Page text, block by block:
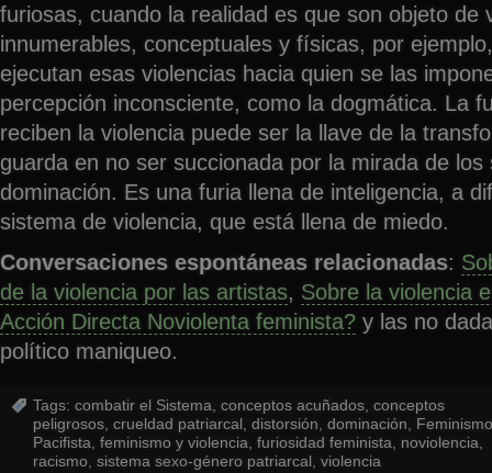
furiosas, cuando la realidad es que son objeto de
innumerables, conceptuales y físicas, por
ejecutan esas violencias hacia quien se las
percepción inconsciente, como la dogmática. La
reciben la violencia puede ser la llave de la
guarda en no ser succionada por la mirada de los
dominación. Es una furia llena de inteligencia, a
sistema de violencia, que está llena de miedo.
Conversaciones espontáneas relacionadas:
de la violencia por las artistas, Sobre la violencia
Acción Directa Noviolenta feminista? y las no
político maniqueo.
Tags: combatir el Sistema, conceptos acuñados, conceptos
peligrosos, crueldad patriarcal, distorsión, dominación, Feminismo
Pacifista, feminismo y violencia, furiosidad feminista, noviolencia,
racismo, sistema sexo-género patriarcal, violencia